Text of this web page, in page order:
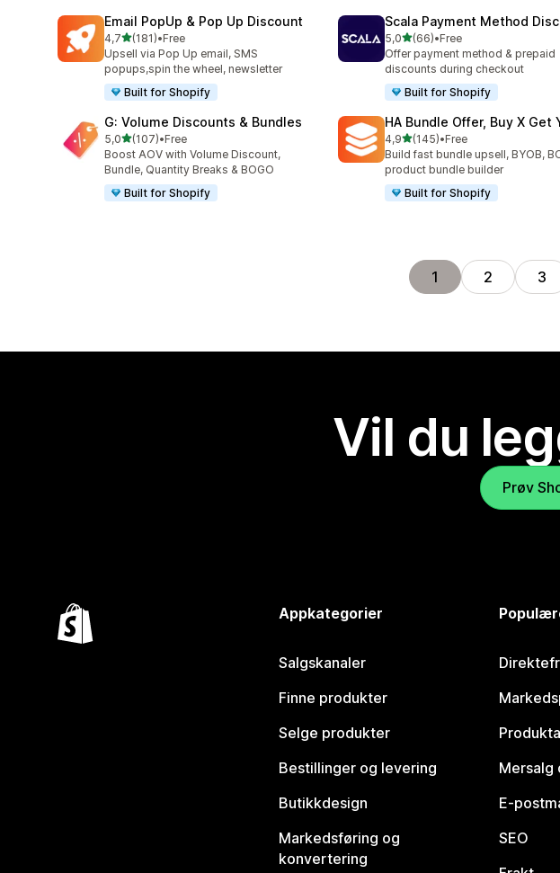
Email PopUp & Pop Up Discount
4,7av 5 stjerner
(181)
Totalt 181 omtaler
•Free
Upsell via Pop Up email, SMS
popups,spin the wheel, newsletter
Built for Shopify
Scala Payment Method
5,0av 5 stjerner
(66)
Totalt 66 omtaler
•Free
Offer payment method & prepaid
discounts during checkout
Built for Shopify
G: Volume Discounts & Bundles
5,0av 5 stjerner
(107)
Totalt 107 omtaler
•Free
Boost AOV with Volume Discount,
Bundle, Quantity Breaks & BOGO
Built for Shopify
HA Bundle Offer, Buy X Get
4,9av 5 stjerner
(145)
Totalt 145 omtaler
•Free
Build fast bundle upsell, BYOB,
product bundle builder
Built for Shopify
1 2 3
Vil du
Prøv
Appkategorier
Salgskanaler
Finne produkter
Selge produkter
Bestillinger og levering
Butikkdesign
Markedsføring og
konvertering
Mersalg
E-
SEO